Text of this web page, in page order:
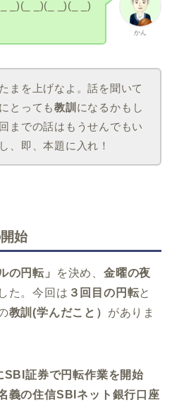
かん
_)(_ _)(_ _)(_ _)
まを上げなよ。話を聞いて
とっても教訓 になるかもし
までの話はもうせんでもい
、即、本題に入れ！
始
の円転」 を決め、金曜の夜
た。今回は ３回目の円転と
教訓(学んだこと） がありま
SBI証券で円転作業を開始
義の住信SBIネット銀行口座